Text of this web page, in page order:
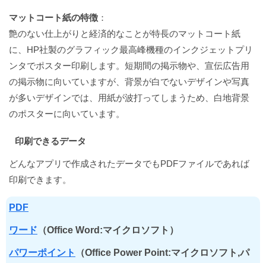
マットコート紙の特徴 ：
艶のない仕上がりと経済的なことが特長のマットコート紙
に、HP社製のグラフィック最高峰機種のインクジェットプリ
ンタでポスター印刷します。短期間の掲示物や、宣伝広告用
の掲示物に向いていますが、背景が白でないデザインや写真
が多いデザインでは、用紙が波打ってしまうため、白地背景
のポスターに向いています。
印刷できるデータ
どんなアプリで作成されたデータでもPDFファイルであれば
印刷できます。
PDF
ワード （Office Word:マイクロソフト）
パワーポイント
（Office Power Point:マイクロソフト,パ